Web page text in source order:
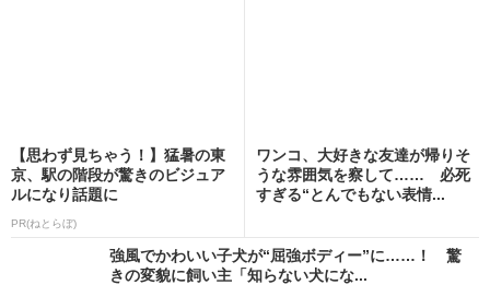
【思わず見ちゃう！】猛暑の東
京、駅の階段が驚きのビジュア
ルになり話題に
PR(ねとらぼ)
ワンコ、大好きな友達が帰りそ
うな雰囲気を察して…… 必死
すぎる“とんでもない表情...
強風でかわいい子犬が“屈強ボディー”に……！ 驚
きの変貌に飼い主「知らない犬にな...